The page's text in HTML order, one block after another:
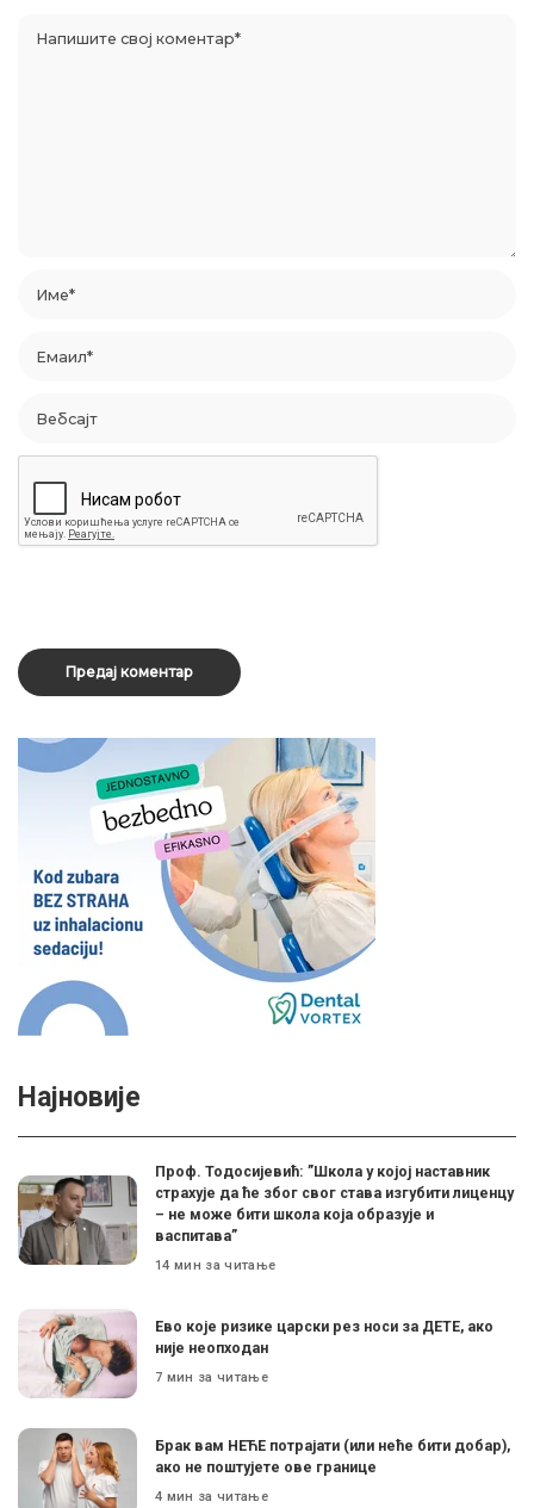
Најновије
Проф. Тодосијевић: ”Школа у којој наставник
страхује да ће због свог става изгубити лиценцу
– не може бити школа која образује и
васпитава”
14 мин за читање
Ево које ризике царски рез носи за ДЕТЕ, ако
није неопходан
7 мин за читање
Брак вам НЕЋЕ потрајати (или неће бити добар),
ако не поштујете ове границе
4 мин за читање